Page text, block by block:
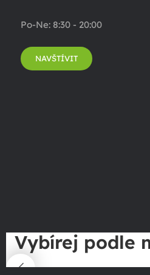
Po-Ne: 8:30 - 20:00
NAVŠTÍVIT
Vybírej podle